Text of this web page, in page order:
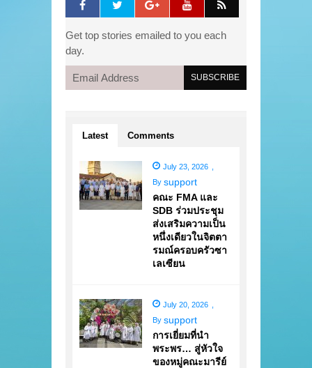
Get top stories emailed to you each
day.
Latest Comments
July 23, 2026
By support
คณะ FMA และ
SDB ร่วมประชุม
ส่งเสริมความเป็น
หนึ่งเดียวในจิตตา
รมณ์ครอบครัวซา
เลเซียน
July 20, 2026
By support
การเยี่ยมที่นำ
พระพร… สู่หัวใจ
ของหมู่คณะมารีย์